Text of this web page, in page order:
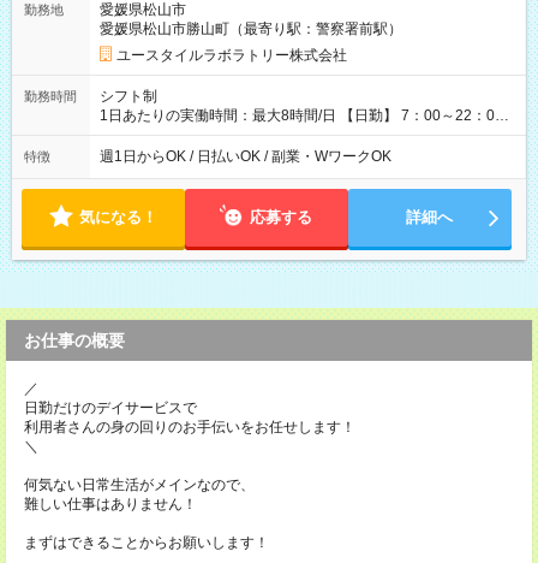
7,600円 【試用期間】試用期間あり 試用期間の長さ：2ヶ月
※ 雇用形態と給与に、本採用時と異なる部分があります。 雇用
形態：本採用時と同じです。 給与：時給 1,040円以上
勤務地
愛媛県松山市
愛媛県松山市勝山町（最寄り駅：警察署前駅）
ユースタイルラボラトリー株式会社
勤務時間
シフト制
1日あたりの実働時間：最大8時間/日 【日勤】 7：00～22：00
の間で8時間勤務（休憩時間は法定通り） ※週1日～OK ／ 夜勤
なし ＊＊ 勤務時間例 ＊＊ ■8時から17時 ■9時から18時 ■10
定（毎週同じ曜日勤務）
特徴 週1日からOK / 日払いOK / 副業・WワークOK
気になる！ 応募する 詳細へ
お仕事の概要
／
日勤だけのデイサービスで
利用者さんの身の回りのお手伝いをお任せします！
＼
何気ない日常生活がメインなので、
難しい仕事はありません！
まずはできることからお願いします！